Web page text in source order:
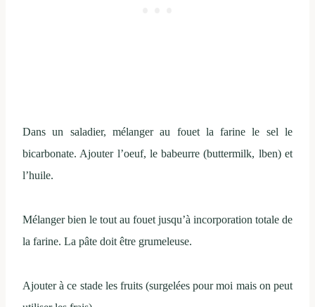
Dans un saladier, mélanger au fouet la farine le sel le
bicarbonate. Ajouter l’oeuf, le babeurre (buttermilk, lben) et
l’huile.
Mélanger bien le tout au fouet jusqu’à incorporation totale de
la farine. La pâte doit être grumeleuse.
Ajouter à ce stade les fruits (surgelées pour moi mais on peut